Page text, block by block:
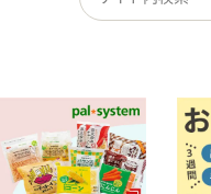
検索キーワード入力